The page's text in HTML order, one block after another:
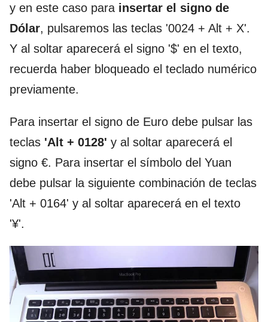
y en este caso para insertar el signo de
Dólar, pulsaremos las teclas '0024 + Alt + X'.
Y al soltar aparecerá el signo '$' en el texto,
recuerda haber bloqueado el teclado numérico
previamente.
Para insertar el signo de Euro debe pulsar las
teclas 'Alt + 0128' y al soltar aparecerá el
signo €. Para insertar el símbolo del Yuan
debe pulsar la siguiente combinación de teclas
'Alt + 0164' y al soltar aparecerá en el texto
'¥'.